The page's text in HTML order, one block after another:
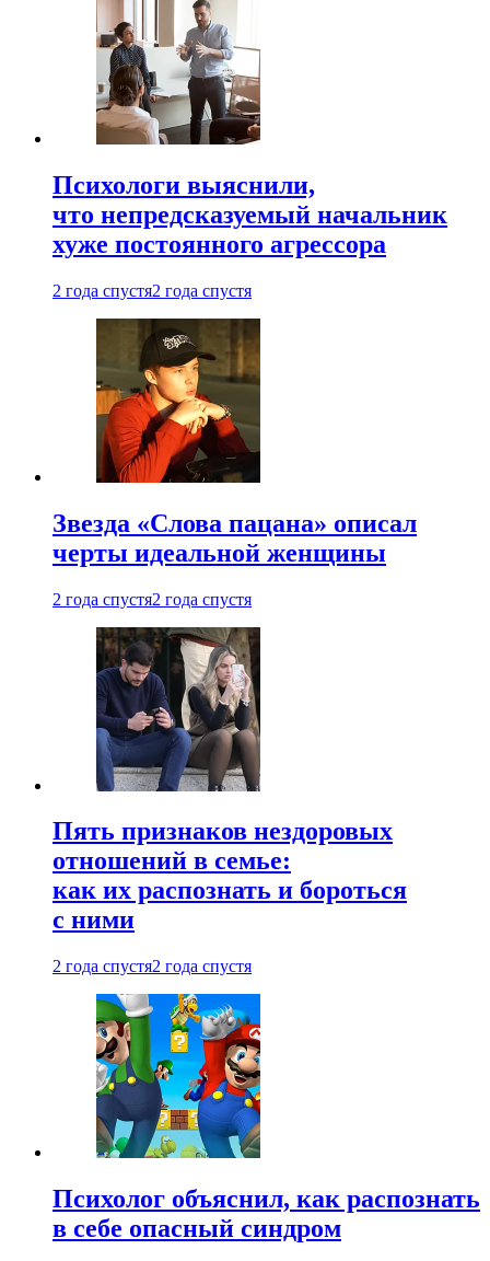
Психологи выяснили,
что непредсказуемый начальник
хуже постоянного агрессора
2 года спустя2 года спустя
Звезда «Слова пацана» описал
черты идеальной женщины
2 года спустя2 года спустя
Пять признаков нездоровых
отношений в семье:
как их распознать и бороться
с ними
2 года спустя2 года спустя
Психолог объяснил, как распознать
в себе опасный синдром